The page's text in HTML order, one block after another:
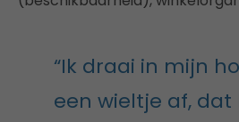
“Ik draai in mijn
een wieltje af,